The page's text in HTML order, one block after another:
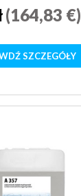
(164,83 €)
SZCZEGÓŁY